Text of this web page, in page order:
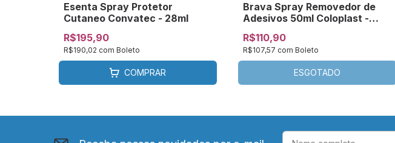
Esenta Spray Protetor
Cutaneo Convatec - 28ml
R$195,90
R$190,02 com Boleto
COMPRAR
Brava Spray Removedor de
Adesivos 50ml Coloplast -
12010
R$110,90
R$107,57 com Boleto
ESGOTADO